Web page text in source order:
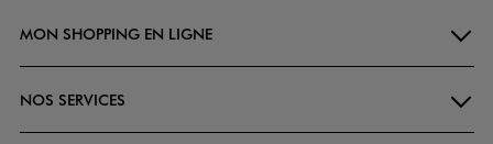
MON SHOPPING EN LIGNE
NOS SERVICES